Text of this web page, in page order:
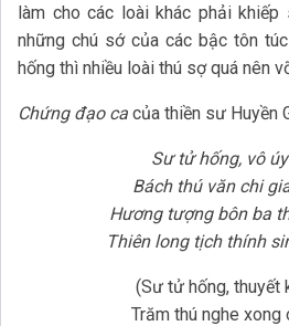
làm cho các loài khác phải khiếp
những chú sớ của các bậc tôn
hống thì nhiều loài thú sợ quá nên
Chứng đạo ca của thiền sư Huyền
Sư tử hống, vô
Bách thú văn chi
Hương tượng bôn ba
Thiên long tịch thính
(Sư tử hống, thuyết
Trăm thú nghe xong